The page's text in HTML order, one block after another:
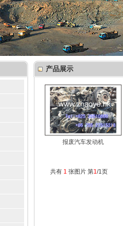
产品展示
报废汽车发动机
共有 1 张图片 第1/1页